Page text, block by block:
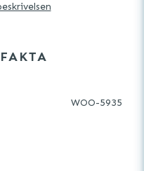
WOO-5935